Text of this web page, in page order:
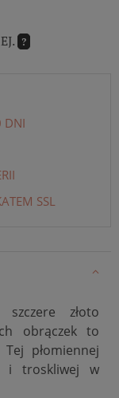
?
DNI
SSL
złoto
obrączek to
Tej płomiennej
i troskliwej w